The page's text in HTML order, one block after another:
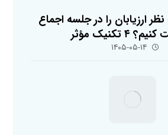
ارزیابان را در جلسه اجماع
۴ تکنیک مؤثر
۱۴۰۵-۰۵-۱۴